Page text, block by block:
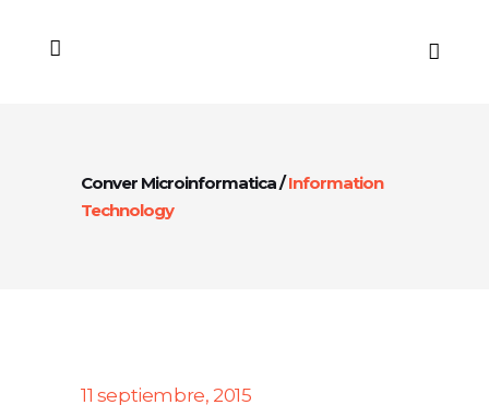
Conver Microinformatica/Information
Technology
11 septiembre, 2015